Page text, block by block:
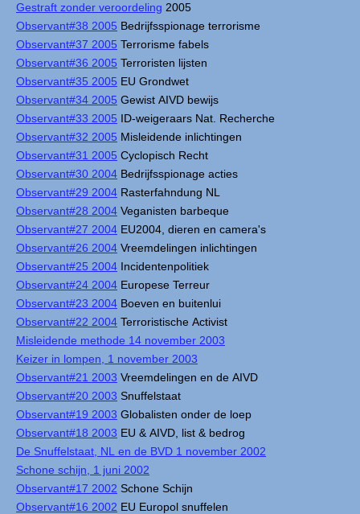
Gestraft zonder veroordeling 2005
Observant#38 2005 Bedrijfsspionage terrorisme
Observant#37 2005 Terrorisme fabels
Observant#36 2005 Terroristen lijsten
Observant#35 2005 EU Grondwet
Observant#34 2005 Gewist AIVD bewijs
Observant#33 2005 ID-weigeraars Nat. Recherche
Observant#32 2005 Misleidende inlichtingen
Observant#31 2005 Cyclopisch Recht
Observant#30 2004 Bedrijfsspionage acties
Observant#29 2004 Rasterfahndung NL
Observant#28 2004 Veganisten barbeque
Observant#27 2004 EU2004, dieren en camera's
Observant#26 2004 Vreemdelingen inlichtingen
Observant#25 2004 Incidentenpolitiek
Observant#24 2004 Europese Terreur
Observant#23 2004 Boeven en buitenlui
Observant#22 2004 Terroristische Activist
Misleidende methode 14 november 2003
Keizer in lompen, 1 november 2003
Observant#21 2003 Vreemdelingen en de AIVD
Observant#20 2003 Snuffelstaat
Observant#19 2003 Globalisten onder de loep
Observant#18 2003 EU & AIVD, list & bedrog
De Snuffelstaat, NL en de BVD 1 november 2002
Schone schijn, 1 juni 2002
Observant#17 2002 Schone Schijn
Observant#16 2002 EU Europol snuffelen